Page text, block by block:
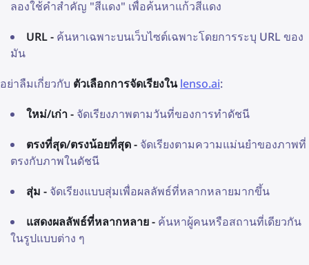
ลองใช้คำสำคัญ "สีแดง" เพื่อค้นหาแก้วสีแดง
URL - ค้นหาเฉพาะบนเว็บไซต์เฉพาะโดยการระบุ URL ของ
มัน
อย่าลืมเกี่ยวกับ ตัวเลือกการจัดเรียงในlenso.ai:
ใหม่/เก่า - จัดเรียงภาพตามวันที่ของการทำดัชนี
ตรงที่สุด/ตรงน้อยที่สุด - จัดเรียงตามความแม่นยำของภาพที่
ตรงกับภาพในดัชนี
สุ่ม - จัดเรียงแบบสุ่มเพื่อผลลัพธ์ที่หลากหลายมากขึ้น
แสดงผลลัพธ์ที่หลากหลาย - ค้นหาผู้คนหรือสถานที่เดียวกัน
ในรูปแบบต่าง ๆ